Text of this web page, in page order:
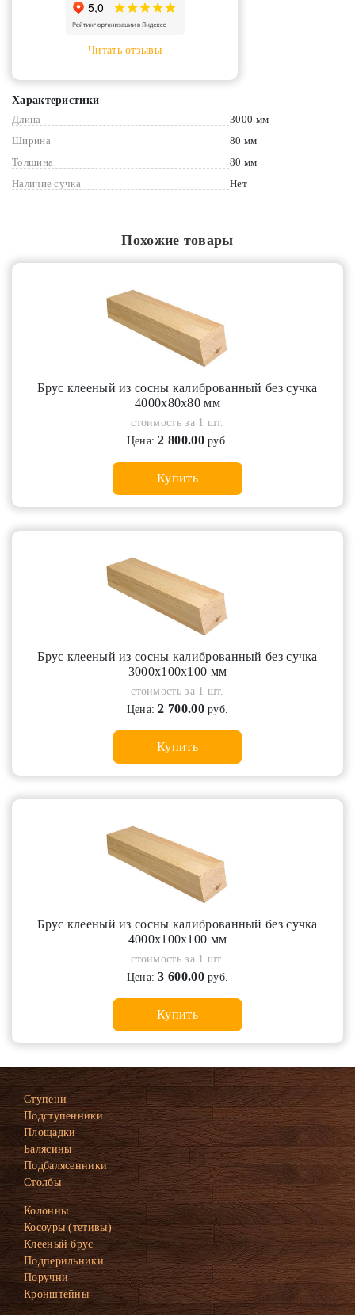
Читать отзывы
Характеристики
Длина
3000 мм
Ширина
80 мм
Толщина
80 мм
Наличие сучка
Нет
Похожие товары
Брус клееный из сосны калиброванный без сучка
4000х80х80 мм
стоимость за 1 шт.
Цена:2 800.00руб.
Купить
Брус клееный из сосны калиброванный без сучка
3000х100х100 мм
стоимость за 1 шт.
Цена:2 700.00руб.
Купить
Брус клееный из сосны калиброванный без сучка
4000х100х100 мм
стоимость за 1 шт.
Цена:3 600.00руб.
Купить
Ступени
Подступенники
Площадки
Балясины
Подбалясенники
Столбы
Колонны
Косоуры (тетивы)
Клееный брус
Подперильники
Поручни
Кронштейны